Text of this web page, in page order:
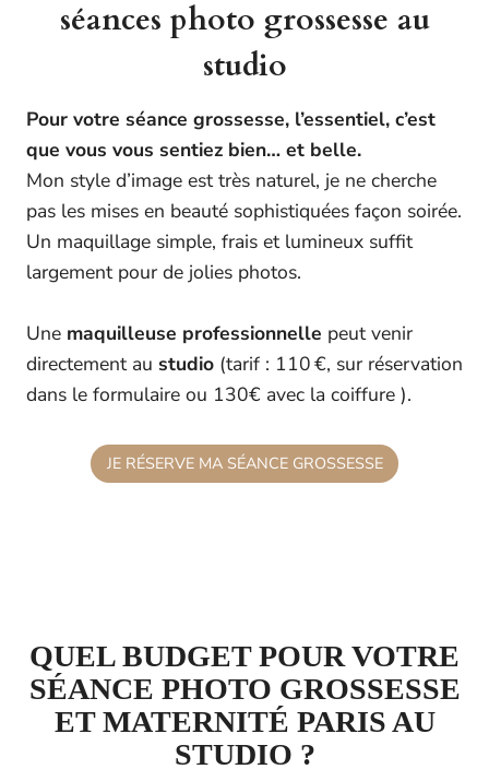
séances photo grossesse au
studio
Pour votre séance grossesse, l’essentiel, c’est
que vous vous sentiez bien… et belle.
Mon style d’image est très naturel, je ne cherche
pas les mises en beauté sophistiquées façon soirée.
Un maquillage simple, frais et lumineux suffit
largement pour de jolies photos.
Une maquilleuse professionnelle peut venir
directement au studio (tarif : 110 €, sur réservation
dans le formulaire ou 130€ avec la coiffure ).
JE RÉSERVE MA SÉANCE GROSSESSE
QUEL BUDGET POUR VOTRE
SÉANCE PHOTO GROSSESSE
ET MATERNITÉ PARIS AU
STUDIO ?